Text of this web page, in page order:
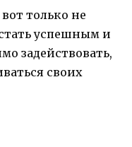
только не
успешным и
задействовать,
своих